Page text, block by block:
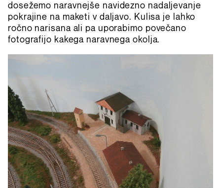
dosežemo naravnejše navidezno nadaljevanje
pokrajine na maketi v daljavo. Kulisa je lahko
ročno narisana ali pa uporabimo povečano
fotografijo kakega naravnega okolja.